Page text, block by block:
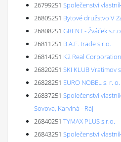
26799251 Společenství
26805251 Bytové družstvo V
26808251 GRENT - Žváček
26811251 B.A.F. trade s.r.o.
26814251 K2 Real
26820251 SKI KLUB Vratimov
26828251 EURO NOBEL s. r. o.
26837251 Společenství
Sovova, Karviná - Ráj
26840251 TYMAX PLUS s.r.o.
26843251 Společenství